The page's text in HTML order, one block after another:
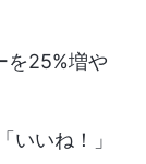
25%増や
いいね！」